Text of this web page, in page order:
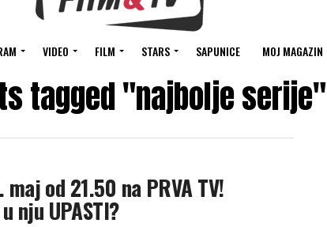
VIDEO FILM STARS SAPUNICE MOJ MAGAZIN
tagged "najbolje serije"
od 21.50 na PRVA TV!
nju UPASTI?